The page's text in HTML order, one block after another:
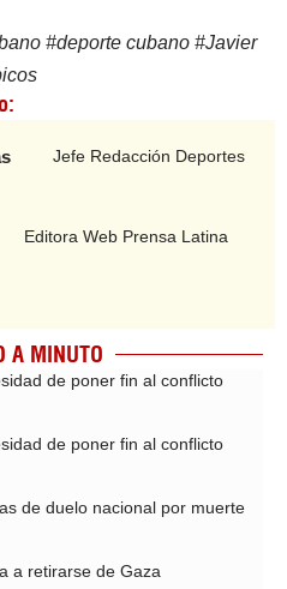
#deporte cubano #Javier
Jefe Redacción Deportes
Editora Web Prensa Latina
A MINUTO
de poner fin al conflicto
de poner fin al conflicto
de duelo nacional por muerte
a retirarse de Gaza